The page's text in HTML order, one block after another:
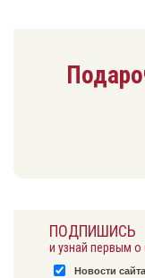
ПОДПИШИСЬ
и узнай первым о
Новости сайта